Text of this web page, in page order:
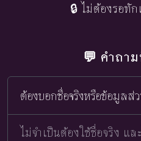
🔒 ไม่ต้องรอทั
💬 คำถา
ต้องบอกชื่อจริงหรือข้อมูลส่
ไม่จำเป็นต้องใช้ชื่อจริง แ